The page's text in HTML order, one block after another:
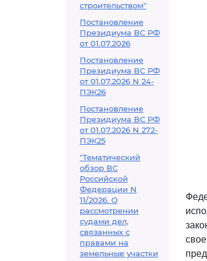
строительством"
Постановление
Президиума ВС РФ
от 01.07.2026
Постановление
Президиума ВС РФ
от 01.07.2026 N 24-
ПЭК26
Постановление
Президиума ВС РФ
от 01.07.2026 N 272-
ПЭК25
"Тематический
обзор ВС
Российской
Федерации N
11/2026. О
рассмотрении
судами дел,
связанных с
правами на
земельные участки